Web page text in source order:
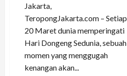
Jakarta,
TeropongJakarta.com – Setiap
20 Maret dunia memperingati
Hari Dongeng Sedunia, sebuah
momen yang menggugah
kenangan akan...